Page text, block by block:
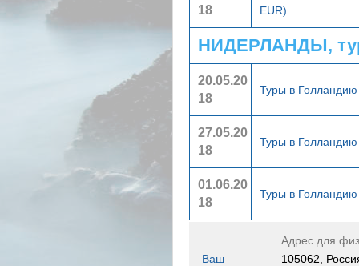
18
EUR)
НИДЕРЛАНДЫ,
20.05.20
18
Туры в
27.05.20
18
Туры в
01.06.20
18
Туры в
Адрес для
Ваш
105062,